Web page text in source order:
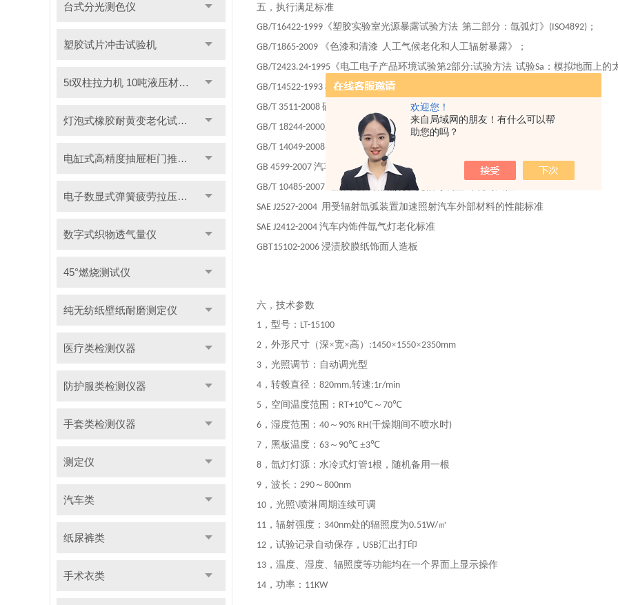
欢迎您！
来自局域网的朋友！有什么可以帮
助您的吗？
台式分光测色仪
塑胶试片冲击试验机
5t双柱拉力机 10吨液压材料拉力试验机
灯泡式橡胶耐黄变老化试验机
电缸式高精度抽屉柜门推拉试验机
电子数显式弹簧疲劳拉压试验机
数字式织物透气量仪
45°燃烧测试仪
纯无纺纸壁纸耐磨测定仪
医疗类检测仪器
防护服类检测仪器
手套类检测仪器
测定仪
汽车类
纸尿裤类
手术衣类
五， 执行满足标准
GB/T16422-1999 《塑胶实验室光源暴露试验方法 第二部分：氙弧灯》 (ISO4892) ；
GB/T1865-2009
《色漆和清漆 人工气候老化和人工辐射暴露》；
GB/T2423.24-1995 《电工电子产品环境试验第2部分:试验方法 试验Sa ：模拟地面上的
GB/T14522-1993 机械工业产品用塑胶、涂料、橡胶材料人工气候老化试验方法
GB/T 3511-2008 硫化橡胶或热塑性橡胶 耐候性
GB/T 18244-2000建筑防水材料老化试验方法
GB/T 14049-2008额定电压10kV架空绝缘电缆
GB 4599-2007 汽车用灯丝灯泡前照灯
GB/T 10485-2007
道路车辆 外部照明和光信号装置
SAE J2527-2004 用受辐射氙弧装置加速照射汽车外部材料的性能标准
SAE J2412-2004 汽车内饰件氙气灯老化标准
GBT15102-2006 浸渍胶膜纸饰面人造板
六， 技术参数
1 ， 型号： LT-15100
2 ， 外形尺寸（深×宽×高） :1450×1550×2350mm
3 ， 光照调节：自动调光型
4 ， 转毂直径： 820mm,转速:1r/min
5 ， 空间温度范围： RT+10℃～ 70℃
6 ， 湿度范围： 40 ～ 90% RH(干燥期间不喷水时)
7 ， 黑板温度： 63 ～ 90℃ ±3℃
8 ， 氙灯灯源：水冷式灯管1根，随机备用一根
9 ， 波长： 290 ～ 800nm
10 ， 光照\喷淋周期连续可调
11 ， 辐射强度： 340nm处的辐照度为0.51W/㎡
12 ， 试验记录自动保存， USB汇出打印
13 ， 温度、湿度、辐照度等功能均在一个界面上显示操作
14 ， 功率： 11KW